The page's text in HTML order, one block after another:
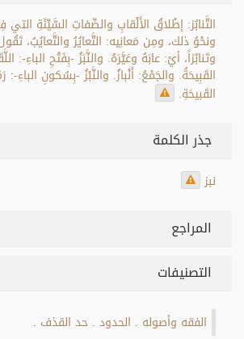
التَّنابُز: إطْلاقُ الأَلْقابِ والصِّفاتِ السَّيِّئَةِ التي
ونحْوُ ذلك، ومِن مَعانِيه: التَّعايُرُ والتَّعايُبُ، تَقُول:
وتَنابُزاً، أيْ: عابَهُ وعَيَّرَهُ. والنَّبَزُ -بِفَتْحِ الباءِ-:
القَبِيحَةُ. والجَمْعُ: أَنْبازٌ. والنَّبْزُ -بِسُكونِ الباءِ-:
القَبيحَةِ.
جذر الكلمة
نبز
المراجع
التصنيفات
الفقه وأصوله الحدود حد القذف